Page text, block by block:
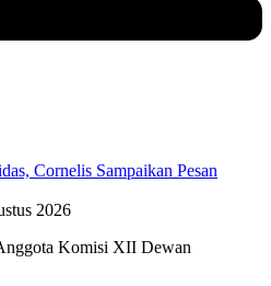
Cornelis Sampaikan Pesan
2026
Komisi XII Dewan